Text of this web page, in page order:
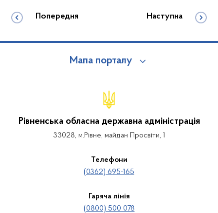
Попередня Наступна
Мапа порталу
Рівненська обласна державна адміністрація
33028, м.Рівне, майдан Просвіти, 1
Телефони
(0362) 695-165
Гаряча лінія
(0800) 500 078